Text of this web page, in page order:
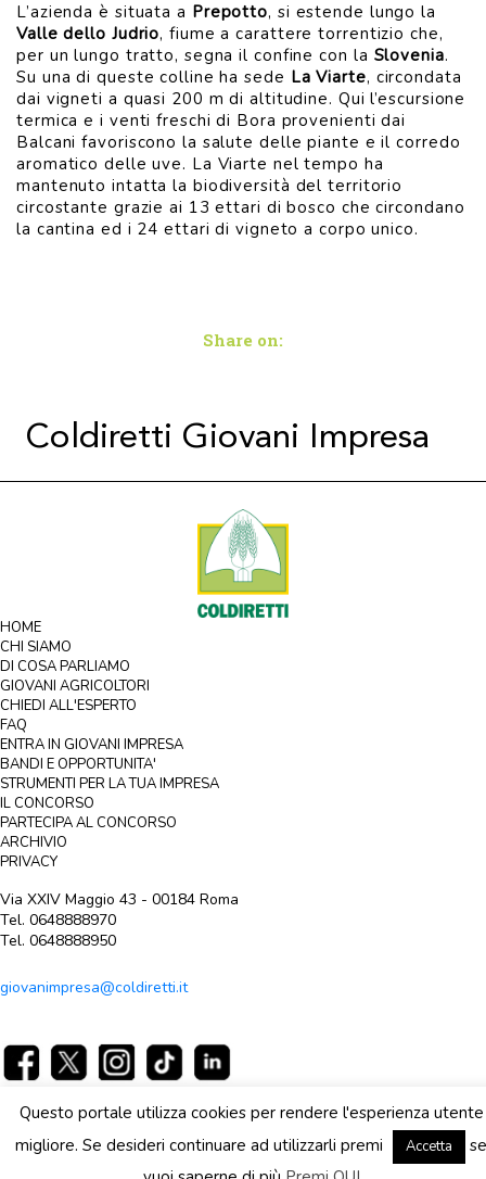
L’azienda è situata a Prepotto, si estende lungo la
Valle dello Judrio, fiume a carattere torrentizio che,
per un lungo tratto, segna il confine con la Slovenia.
Su una di queste colline ha sede La Viarte, circondata
dai vigneti a quasi 200 m di altitudine. Qui l’escursione
termica e i venti freschi di Bora provenienti dai
Balcani favoriscono la salute delle piante e il corredo
aromatico delle uve. La Viarte nel tempo ha
mantenuto intatta la biodiversità del territorio
circostante grazie ai 13 ettari di bosco che circondano
la cantina ed i 24 ettari di vigneto a corpo unico.
Share on:
Coldiretti Giovani Impresa
HOME
CHI SIAMO
DI COSA PARLIAMO
GIOVANI AGRICOLTORI
CHIEDI ALL'ESPERTO
FAQ
ENTRA IN GIOVANI IMPRESA
BANDI E OPPORTUNITA'
STRUMENTI PER LA TUA IMPRESA
IL CONCORSO
PARTECIPA AL CONCORSO
ARCHIVIO
PRIVACY
Via XXIV Maggio 43 - 00184 Roma
Tel. 0648888970
Tel. 0648888950
giovanimpresa@coldiretti.it
Questo portale utilizza cookies per rendere l'esperienza utente
migliore. Se desideri continuare ad utilizzarli premi
Accetta
se